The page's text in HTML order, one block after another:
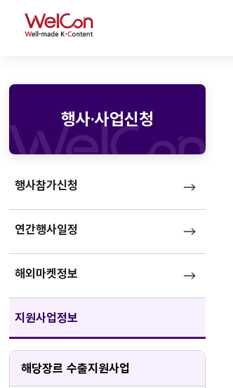
WelCon
행사·사업신청
행사참가신청
연간행사일정
해외마켓정보
지원사업정보
해당장르 수출지원사업